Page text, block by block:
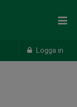
Logga in